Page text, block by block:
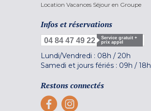
Location Vacances Séjour en Groupe
Infos et réservations
04 84 47 49 22
Service gratuit +
prix appel
Lundi/Vendredi : 08h / 20h
Samedi et jours fériés : 09h / 18h
Restons connectés